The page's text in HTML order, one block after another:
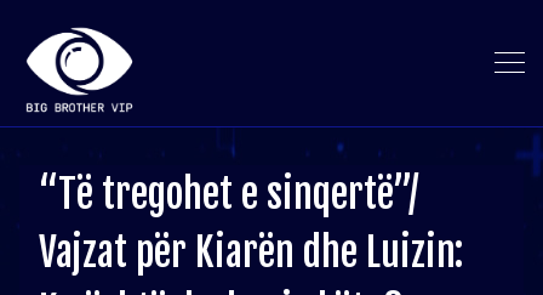
“Të tregohet e sinqertë”/
Vajzat për Kiarën dhe Luizin: